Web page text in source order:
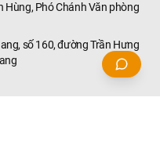
Hùng, Phó Chánh Văn phòng
số 160, đường Trần Hưng